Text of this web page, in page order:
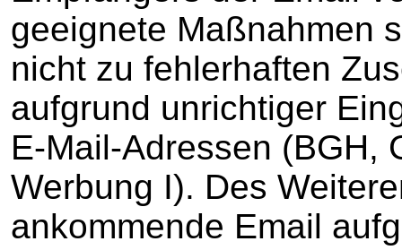
geeignete Maßnahmen
nicht zu fehlerhaften
aufgrund unrichtiger
E-Mail-Adressen (BGH,
Werbung I). Des
ankommende Email